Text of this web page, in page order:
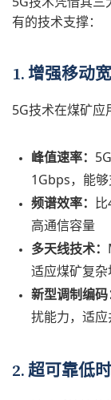
5G技术凭借其三
有的技术支撑：
1. 增强移动
5G技术在煤矿应
峰值速率：
1Gbps，能
频谱效率：
高通信容量
多天线技术：
适应煤矿复杂
新型调制编码
扰能力，适
2. 超可靠低